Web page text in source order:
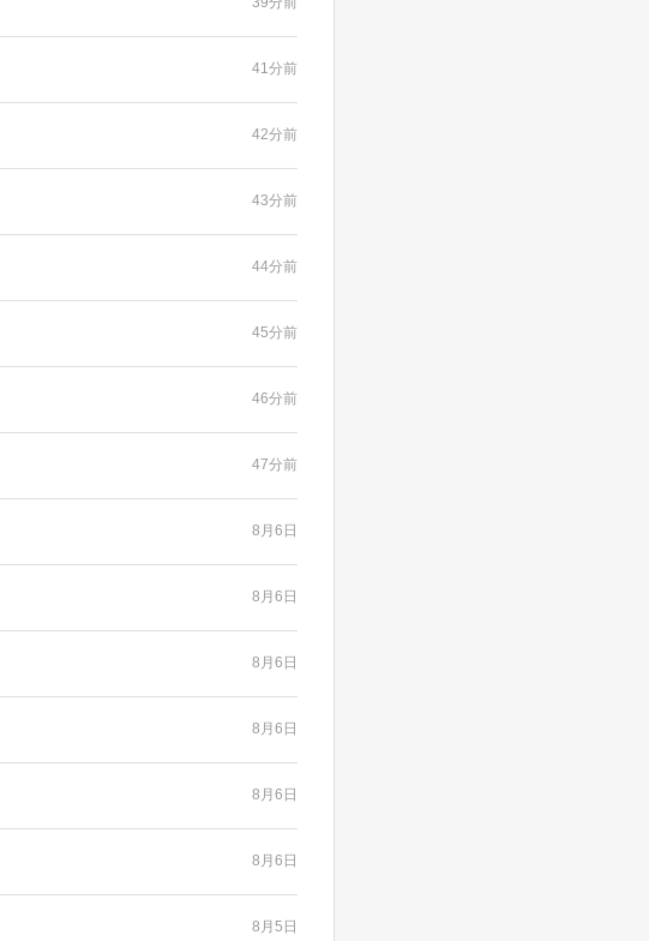
41分前
42分前
43分前
44分前
45分前
46分前
47分前
8月6日
8月6日
8月6日
8月6日
8月6日
8月6日
8月5日